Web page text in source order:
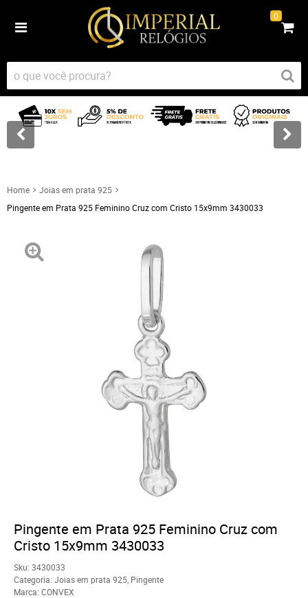
0
Home
Joias em prata 925
Pingente em Prata 925 Feminino Cruz com Cristo 15x9mm 3430033
Pingente em Prata 925 Feminino Cruz com
Cristo 15x9mm 3430033
Sku: 3430033
Categoria: Joias em prata 925 Pingente
Marca: CONVEX